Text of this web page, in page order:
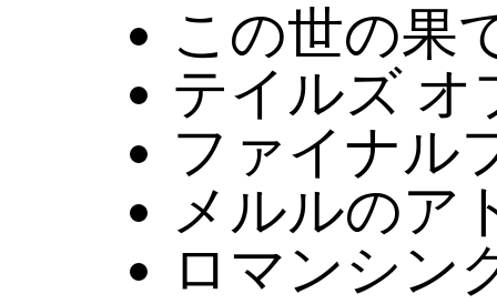
この世の果
テイルズ オ
ファイナル
メルルのア
ロマンシン